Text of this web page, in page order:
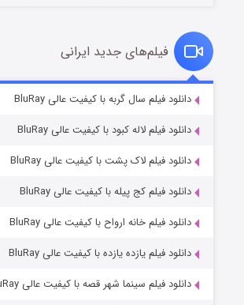
قسمت۷ (زیرنویس) منتشر شد
فیلم‌های جدید ایرانی
دانلود فیلم سال گربه با کیفیت عالی BluRay
دانلود فیلم لاله کبود با کیفیت عالی BluRay
دانلود فیلم لاک پشت با کیفیت عالی BluRay
دانلود فیلم کج‌ پیله با کیفیت عالی BluRay
دانلود فیلم خانه ارواح با کیفیت عالی BluRay
دانلود فیلم یازده یازده با کیفیت عالی BluRay
دانلود فیلم سینما شهر قصه با کیفیت عالی BluRay